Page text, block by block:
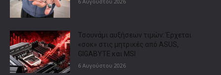
Τσουνάμι αυξήσεων τιμών: Έρχεται
«σοκ» στις μητρικές από ASUS,
GIGABYTE και MSI
6 Αυγούστου 2026